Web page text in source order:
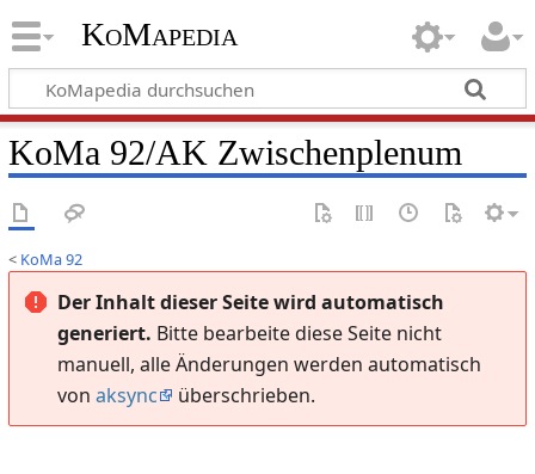
KoMapedia
KoMa 92/AK Zwischenplenum
< KoMa 92
Der Inhalt dieser Seite wird automatisch
generiert. Bitte bearbeite diese Seite nicht
manuell, alle Änderungen werden automatisch
von aksync überschrieben.